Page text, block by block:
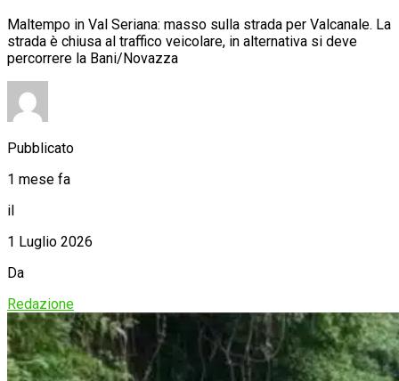
Maltempo in Val Seriana: masso sulla strada per Valcanale. La
strada è chiusa al traffico veicolare, in alternativa si deve
percorrere la Bani/Novazza
Pubblicato
1 mese fa
il
1 Luglio 2026
Da
Redazione